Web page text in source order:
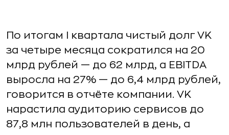
По итогам I квартала чистый долг VK
за четыре месяца сократился на 20
млрд рублей — до 62 млрд, а EBITDA
выросла на 27% — до 6,4 млрд рублей,
говорится в отчёте компании. VK
нарастила аудиторию сервисов до
87,8 млн пользователей в день, а